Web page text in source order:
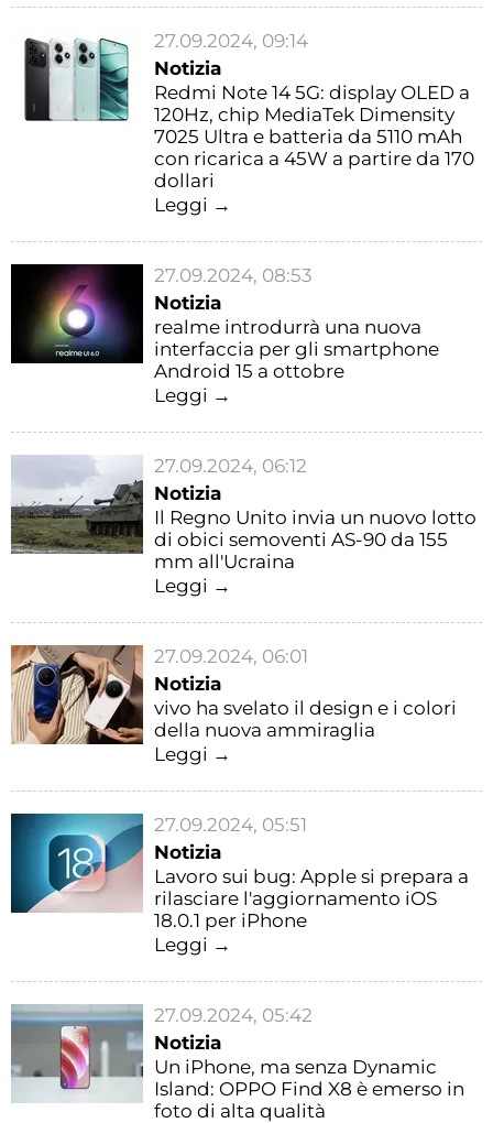
27.09.2024, 09:14
Notizia
Redmi Note 14 5G: display OLED a
120Hz, chip MediaTek Dimensity
7025 Ultra e batteria da 5110 mAh
con ricarica a 45W a partire da 170
dollari
Leggi →
27.09.2024, 08:53
Notizia
realme introdurrà una nuova
interfaccia per gli smartphone
Android 15 a ottobre
Leggi →
27.09.2024, 06:12
Notizia
Il Regno Unito invia un nuovo lotto
di obici semoventi AS-90 da 155
mm all'Ucraina
Leggi →
27.09.2024, 06:01
Notizia
vivo ha svelato il design e i colori
della nuova ammiraglia
Leggi →
27.09.2024, 05:51
Notizia
Lavoro sui bug: Apple si prepara a
rilasciare l'aggiornamento iOS
18.0.1 per iPhone
Leggi →
27.09.2024, 05:42
Notizia
Un iPhone, ma senza Dynamic
Island: OPPO Find X8 è emerso in
foto di alta qualità